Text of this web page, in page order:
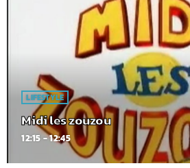
LIFESTYLE
Midi les zouzou
12:15 - 12:45